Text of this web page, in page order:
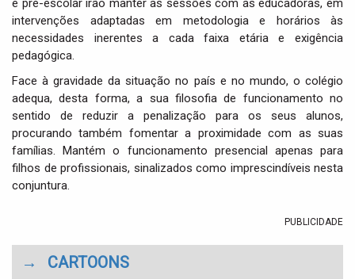
e pré-escolar irão manter as sessões com as educadoras, em
intervenções adaptadas em metodologia e horários às
necessidades inerentes a cada faixa etária e exigência
pedagógica.
Face à gravidade da situação no país e no mundo, o colégio
adequa, desta forma, a sua filosofia de funcionamento no
sentido de reduzir a penalização para os seus alunos,
procurando também fomentar a proximidade com as suas
famílias. Mantém o funcionamento presencial apenas para
filhos de profissionais, sinalizados como imprescindíveis nesta
conjuntura.
PUBLICIDADE
→ CARTOONS